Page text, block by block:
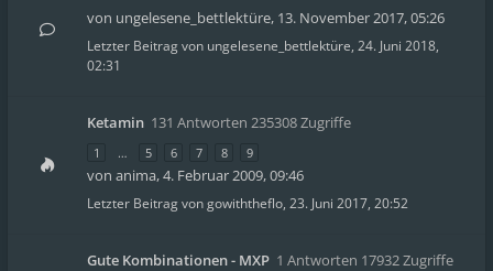
von ungelesene_bettlektüre, 13. November 2017, 05:26
Letzter Beitrag von ungelesene_bettlektüre, 24. Juni 2018,
02:31
Ketamin 131 Antworten 235308 Zugriffe
1 … 5 6 7 8 9
von anima,4. Februar 2009, 09:46
Letzter Beitrag vongowiththeflo, 23. Juni 2017, 20:52
Gute Kombinationen - MXP 1 Antworten 17932 Zugriffe